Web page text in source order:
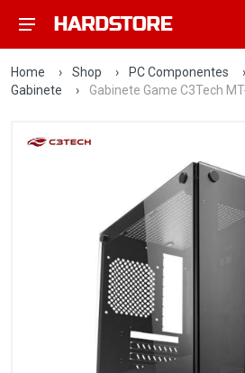
Home › Shop › PC Componentes ›
Gabinete
› Gabinete Game C3Tech